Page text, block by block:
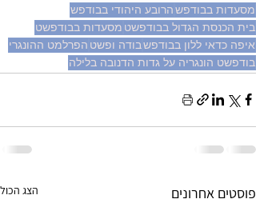
מסעדות בבודפשהרובע היהודי בבודפש
בית הכנסת הגדול בבודפשט מסעדות בבודפשט
איפה כדאי ללון בבודפשבודה ופשט הפרלמט ההונגרי
בודפשט הונגריה על גדות הדנובה בלילה
פוסטים אחרונים הצג הכול